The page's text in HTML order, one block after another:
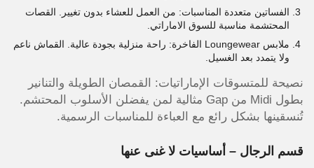
الفساتين متعددة المناسبات: من العمل للعشاء بدون تغيير. القصات
المحتشمة مناسبة للسوق الاماراتي.
ملابس Loungewear الفاخرة: راحة منزلية بجودة عالية. القماش ناعم
ولا يتمدد بعد الغسيل.
نصيحة للمتسوقات الإماراتيات: القمصان الطويلة والتنانير
بطول Midi من Gap مثالية لمن يفضلن الأسلوب المحتشم.
تُنسقينها بشكل رائع مع العباءة للمناسبات الرسمية.
قسم الرجال – أساسيات لا غنى عنها